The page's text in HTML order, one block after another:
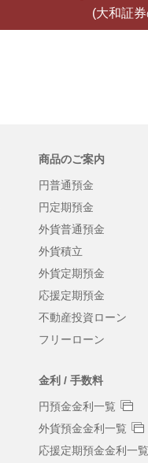
(大和証
商品のご案内
円普通預金
円定期預金
外貨普通預金
外貨積立
外貨定期預金
応援定期預金
不動産投資ローン
フリーローン
金利 / 手数料
円預金金利一覧
外貨預金金利一覧
応援定期預金金利一覧